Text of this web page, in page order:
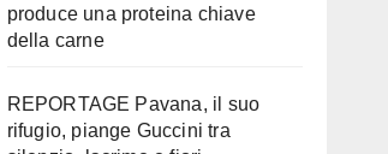
produce una proteina chiave
della carne
REPORTAGE Pavana, il suo
rifugio, piange Guccini tra